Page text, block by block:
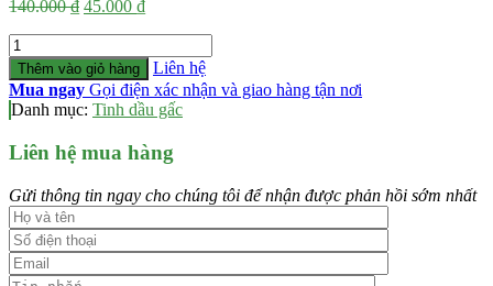
140.000₫ Giá
140.000 ₫.
45.000 ₫Giá
là:
45.000 ₫.
Số
lượng
Thêm vào giỏ hàng
Liên hệ
Mua ngay Gọi điện xác nhận và giao hàng tận nơi
Danh mục: Tinh dầu gấc
Liên hệ mua hàng
Gửi thông tin ngay cho chúng tôi để nhận được phản hồi sớm nhất